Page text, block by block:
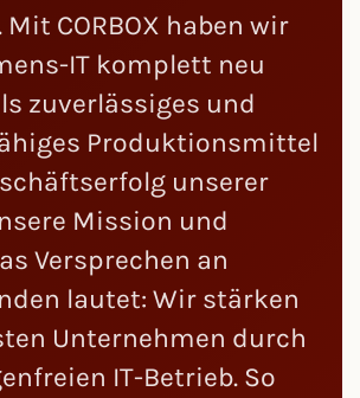
CORBOX haben wir
IT komplett neu
zuverlässiges und
Produktionsmittel
unserer
Mission und
Versprechen an
lautet: Wir stärken
Unternehmen durch
IT-Betrieb. So